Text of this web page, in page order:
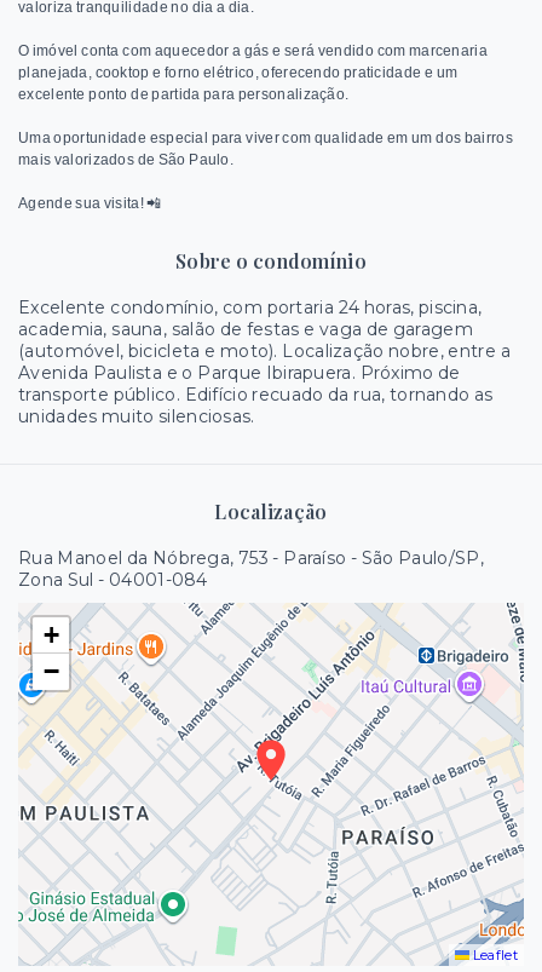
valoriza tranquilidade no dia a dia.
O imóvel conta com aquecedor a gás e será vendido com marcenaria
planejada, cooktop e forno elétrico, oferecendo praticidade e um
excelente ponto de partida para personalização.
Uma oportunidade especial para viver com qualidade em um dos bairros
mais valorizados de São Paulo.
Agende sua visita! 📲
Sobre o condomínio
Excelente condomínio, com portaria 24 horas, piscina,
academia, sauna, salão de festas e vaga de garagem
(automóvel, bicicleta e moto). Localização nobre, entre a
Avenida Paulista e o Parque Ibirapuera. Próximo de
transporte público. Edifício recuado da rua, tornando as
unidades muito silenciosas.
Localização
Rua Manoel da Nóbrega, 753 - Paraíso - São Paulo/SP,
Zona Sul - 04001-084
+
−
Leaflet